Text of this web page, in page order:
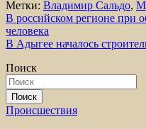
Метки: Владимир Сальдо,
Навигация
по
В российском регионе при
человека
В Адыгее началось
Поиск
Поиск
Происшествия